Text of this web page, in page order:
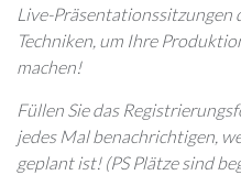
Live-Präsentationssitzungen
Techniken, um Ihre
machen!
Füllen Sie das
jedes Mal benachrichtigen,
geplant ist! (PS Plätze sind